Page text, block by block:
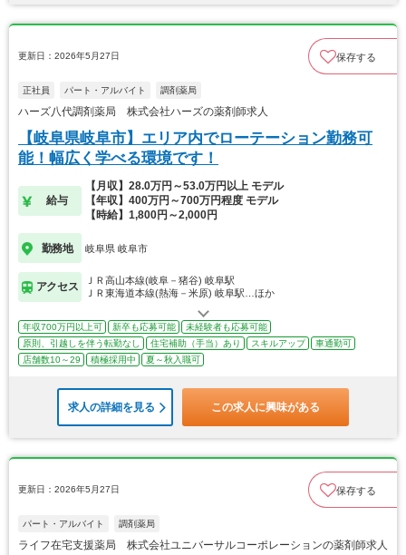
更新日：2026年5月27日 保存する
正社員 パート・アルバイト 調剤薬局
ハーズ八代調剤薬局 株式会社ハーズの薬剤師求人
【岐阜県岐阜市】エリア内でローテーション勤務可
能！幅広く学べる環境です！
給与
【月収】28.0万円～53.0万円以上 モデル
【年収】400万円～700万円程度 モデル
【時給】1,800円～2,000円
勤務地 岐阜県 岐阜市
アクセス
ＪＲ高山本線(岐阜－猪谷) 岐阜駅
ＪＲ東海道本線(熱海－米原) 岐阜駅…ほか
年収700万円以上可 新卒も応募可能
未経験者も応募可能
原則、引越しを伴う転勤なし
住宅補助（手当）あり スキルアップ
車通勤可
店舗数10～29
積極採用中 夏～秋入職可
求人の詳細を見る この求人に興味がある
更新日：2026年5月27日 保存する
パート・アルバイト 調剤薬局
ライフ在宅支援薬局 株式会社ユニバーサルコーポレーションの薬剤師求人